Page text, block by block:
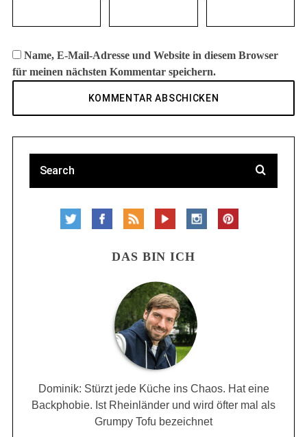
Name, E-Mail-Adresse und Website in diesem Browser
für meinen nächsten Kommentar speichern.
DAS BIN ICH
Dominik: Stürzt jede Küche ins Chaos. Hat eine
Backphobie. Ist Rheinländer und wird öfter mal als
Grumpy Tofu bezeichnet